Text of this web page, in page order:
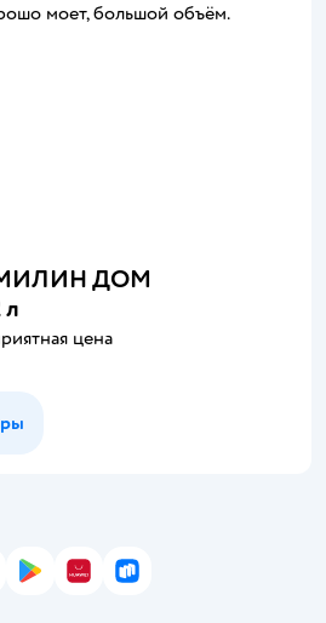
моет, большой объём.
МИЛИН ДОМ
л
цена
Store
Google Play
AppGallery
RuStore